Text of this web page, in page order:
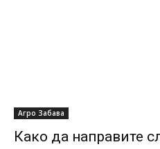
Агро Забава
Како да направите